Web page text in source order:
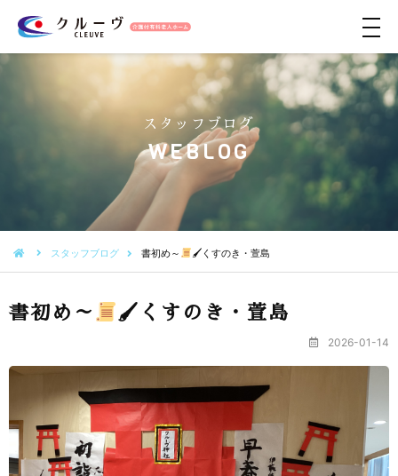
メ
ュ
ー
スタッフブログ
WEBLOG
スタッフブログ 書初め～ 🖌くすのき・萱島
書初め～ 🖌くすのき・萱島
2026-01-14